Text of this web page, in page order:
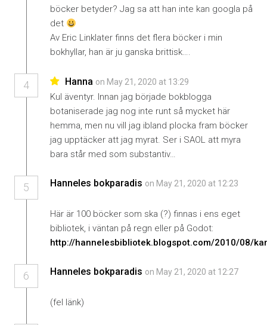
böcker betyder? Jag sa att han inte kan googla på
det
Av Eric Linklater finns det flera böcker i min
bokhyllar, han är ju ganska brittisk….
4 Hanna on May 21, 2020 at 13:29
Kul äventyr. Innan jag började bokblogga
botaniserade jag nog inte runt så mycket här
hemma, men nu vill jag ibland plocka fram böcker
jag upptäcker att jag myrat. Ser i SAOL att myra
bara står med som substantiv…
5 Hanneles bokparadis on May 21, 2020 at 12:23
Här är 100 böcker som ska (?) finnas i ens eget
bibliotek, i väntan på regn eller på Godot:
http://hannelesbibliotek.blogspot.com/2010/08/
6 Hanneles bokparadis on May 21, 2020 at 12:27
(fel länk)